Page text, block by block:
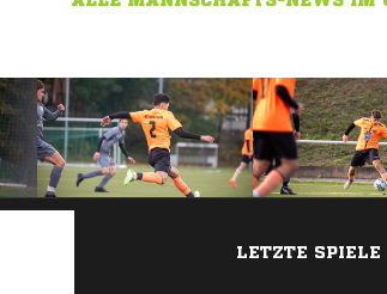
LETZTE SPIELE